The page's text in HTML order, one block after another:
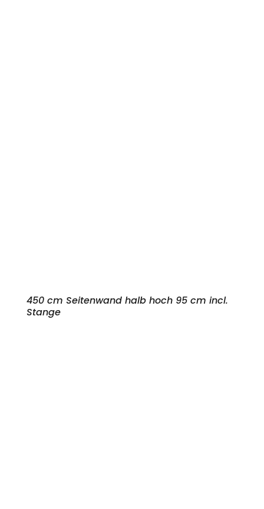
450 cm Seitenwand halb hoch 95 cm incl.
Stange